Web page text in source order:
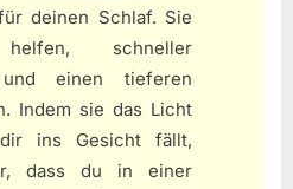
deinen Schlaf. Sie
schneller
und einen tieferen
Indem sie das Licht
ins Gesicht fällt,
dass du in einer